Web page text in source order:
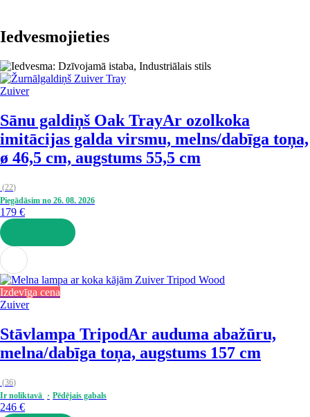
Iedvesmojieties
Zuiver
Sānu galdiņš Oak TrayAr ozolkoka
imitācijas galda virsmu, melns/dabīga toņa,
ø 46,5 cm, augstums 55,5 cm
(22)
Piegādāsim no 26. 08. 2026
179 €
LIKT GROZĀ
Izdevīga cena
Zuiver
Stāvlampa TripodAr auduma abažūru,
melna/dabīga toņa, augstums 157 cm
(36)
Ir noliktavā
Pēdējais gabals
246 €